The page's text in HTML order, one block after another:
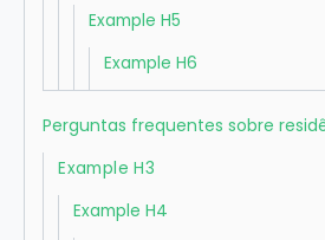
Example H5
Example H6
Perguntas frequentes sobre
Example H3
Example H4